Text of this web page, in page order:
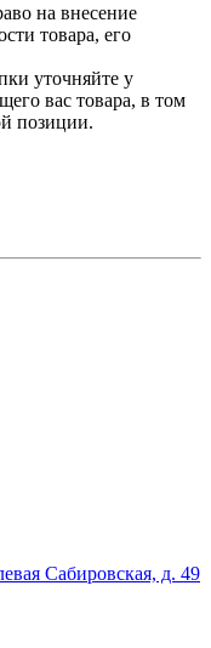
на внесение
товара, его
уточняйте у
вас товара, в том
позиции.
Сабировская, д. 49